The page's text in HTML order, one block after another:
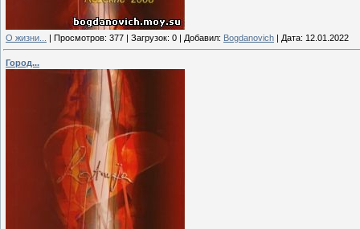
О жизни... | Просмотров: 377 | Загрузок: 0 | Добавил: Bogdanovich | Дата: 12.01.2022
Город...